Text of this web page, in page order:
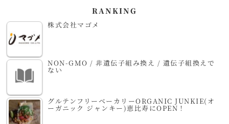
RANKING
株式会社マゴメ
NON-GMO / 非遺伝子組み換え / 遺伝子組換えで
ない
グルテンフリーベーカリーORGANIC JUNKIE(オ
ーガニック ジャンキー)恵比寿にOPEN！